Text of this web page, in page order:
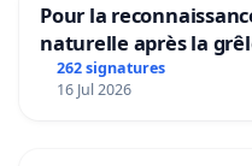
Pour la
naturelle après la
Aubenas et ses
262 signatures
16 Jul 2026